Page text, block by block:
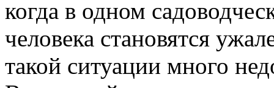
когда в одном
человека становятся
такой ситуации много